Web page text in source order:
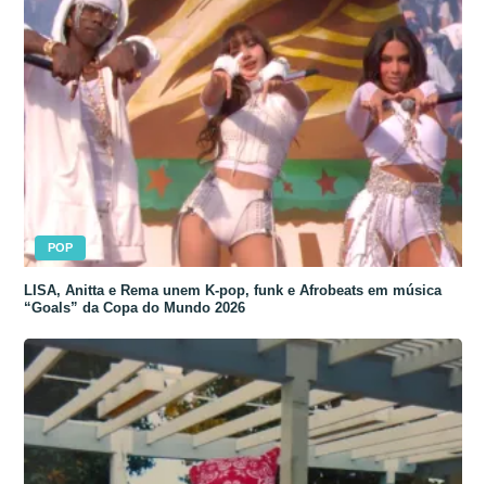
POP
LISA, Anitta e Rema unem K-pop, funk e Afrobeats em música
“Goals” da Copa do Mundo 2026